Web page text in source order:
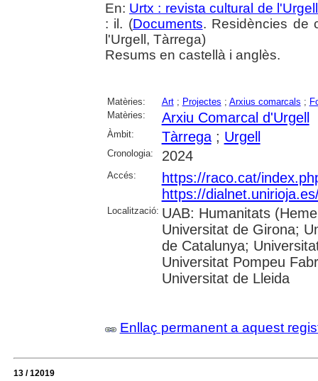
En: Urtx : revista cultural de l'Urgell
: il. (Documents. Residències de
l'Urgell, Tàrrega)
Resums en castellà i anglès.
Matèries: Art; Projectes ; Arxius comarcals ;
Matèries:
Arxiu Comarcal d'Urgell
Àmbit: Tàrrega; Urgell
Cronologia: 2024
Accés:
https://raco.cat/
https://
Localització: UAB: Humanitats
Universitat de Girona;
de Catalunya;
Universitat Pompeu
Universitat de Lleida
Enllaç permanent a aquest
13 / 12019